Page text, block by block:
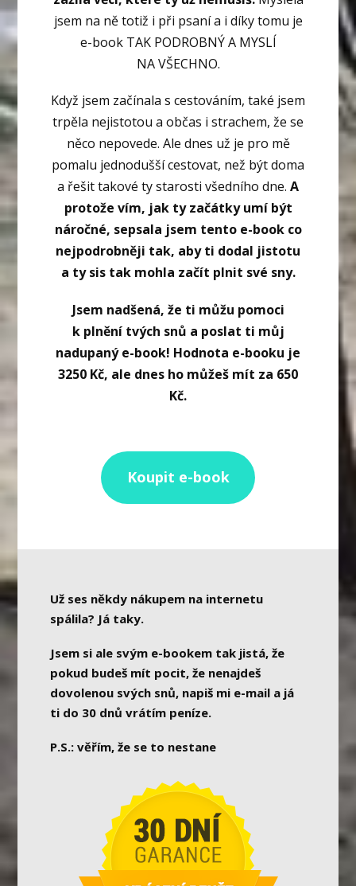
jsem na ně totiž i při psaní a i díky tomu je
e-book TAK PODROBNÝ A MYSLÍ
NA VŠECHNO.
Když jsem začínala s cestováním, také jsem
trpěla nejistotou a občas i strachem, že se
něco nepovede. Ale dnes už je pro mě
pomalu jednodušší cestovat, než být doma
a řešit takové ty starosti všedního dne. A
protože vím, jak ty začátky umí být
náročné, sepsala jsem tento e-book co
nejpodrobněji tak, aby ti dodal jistotu
a ty sis tak mohla začít plnit své sny.
Jsem nadšená, že ti můžu pomoci
k plnění tvých snů a poslat ti můj
nadupanýe-book! Hodnota e-booku je
3250 Kč, ale dnes ho můžeš mít za 650
Kč.
Koupit e-book
Už ses někdy nákupem na internetu
spálila? Já taky.
Jsem si ale svým e-bookem tak jistá, že
pokud budeš mít pocit, že nenajdeš
dovolenou svých snů, napiš mi e-mail a já
ti do 30 dnů vrátím peníze.
P.S.: věřím, že se to nestane